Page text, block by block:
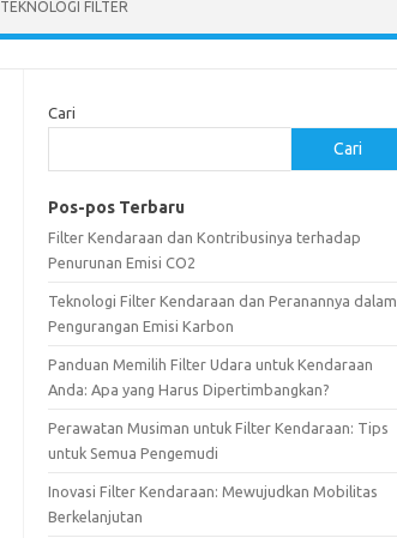
TEKNOLOGI FILTER
Cari
Cari
Pos-pos Terbaru
Filter Kendaraan dan Kontribusinya terhadap
Penurunan Emisi CO2
Teknologi Filter Kendaraan dan Peranannya dalam
Pengurangan Emisi Karbon
Panduan Memilih Filter Udara untuk Kendaraan
Anda: Apa yang Harus Dipertimbangkan?
Perawatan Musiman untuk Filter Kendaraan: Tips
untuk Semua Pengemudi
Inovasi Filter Kendaraan: Mewujudkan Mobilitas
Berkelanjutan